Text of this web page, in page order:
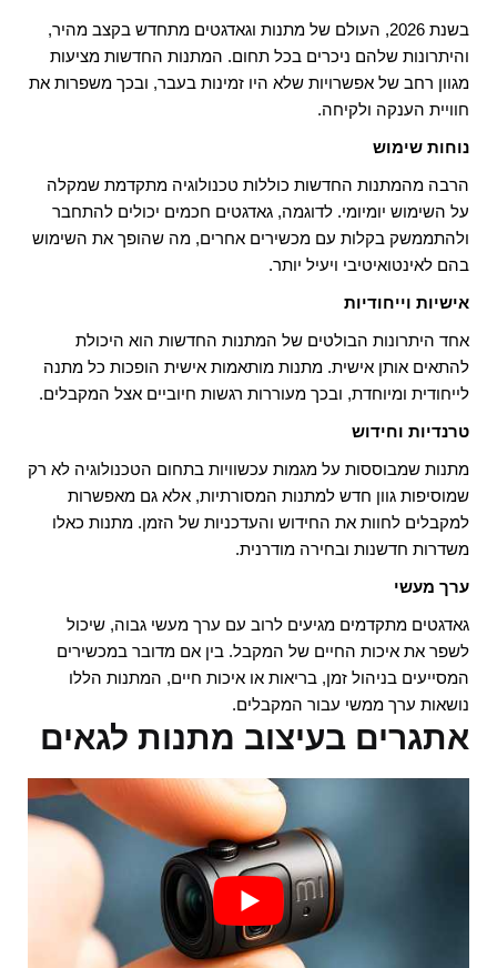
בשנת 2026, העולם של מתנות וגאדגטים מתחדש בקצב מהיר,
והיתרונות שלהם ניכרים בכל תחום. המתנות החדשות מציעות
מגוון רחב של אפשרויות שלא היו זמינות בעבר, ובכך משפרות את
חוויית הענקה ולקיחה.
נוחות שימוש
הרבה מהמתנות החדשות כוללות טכנולוגיה מתקדמת שמקלה
על השימוש יומיומי. לדוגמה, גאדגטים חכמים יכולים להתחבר
ולהתממשק בקלות עם מכשירים אחרים, מה שהופך את השימוש
בהם לאינטואיטיבי ויעיל יותר.
אישיות וייחודיות
אחד היתרונות הבולטים של המתנות החדשות הוא היכולת
להתאים אותן אישית. מתנות מותאמות אישית הופכות כל מתנה
לייחודית ומיוחדת, ובכך מעוררות רגשות חיוביים אצל המקבלים.
טרנדיות וחידוש
מתנות שמבוססות על מגמות עכשוויות בתחום הטכנולוגיה לא רק
שמוסיפות גוון חדש למתנות המסורתיות, אלא גם מאפשרות
למקבלים לחוות את החידוש והעדכניות של הזמן. מתנות כאלו
משדרות חדשנות ובחירה מודרנית.
ערך מעשי
גאדגטים מתקדמים מגיעים לרוב עם ערך מעשי גבוה, שיכול
לשפר את איכות החיים של המקבל. בין אם מדובר במכשירים
המסייעים בניהול זמן, בריאות או איכות חיים, המתנות הללו
נושאות ערך ממשי עבור המקבלים.
אתגרים בעיצוב מתנות לגאים